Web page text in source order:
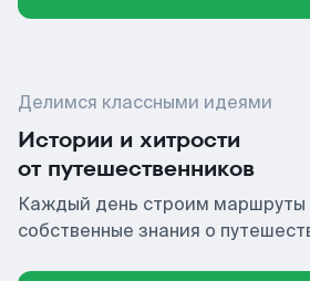
Делимся классными идеями
Истории и хитрости
от путешественников
Каждый день строим маршруты
собственные знания о